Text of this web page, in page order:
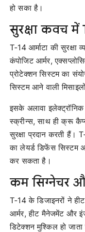
हो सका है।
सुरक्षा कवच में
T-14 आर्माटा की सुरक्षा
कंपोजिट आर्मर,
प्रोटेक्शन सिस्टम का
सिस्टम आने वाली
इसके अलावा
स्क्रीन्स, साथ ही क्रू
सुरक्षा प्रदान करती हैं।
का लेयर्ड डिफेंस सिस्टम
कर सकता है।
कम सिग्नेचर
T-14 के डिजाइनरों ने
आर्मर, हीट मैनेजमेंट और
डिटेक्शन मुश्किल हो